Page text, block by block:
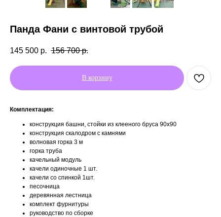
Панда Фани с винтовой трубой
145 500 р. 156 700 р.
В корзину
Комплектация:
конструкция башни, стойки из клееного бруса 90х90
конструкция скалодром с камнями
волновая горка 3 м
горка труба
качельный модуль
качели одиночные 1 шт.
качели со спинкой 1шт.
песочница
деревянная лестница
комплект фурнитуры
руководство по сборке